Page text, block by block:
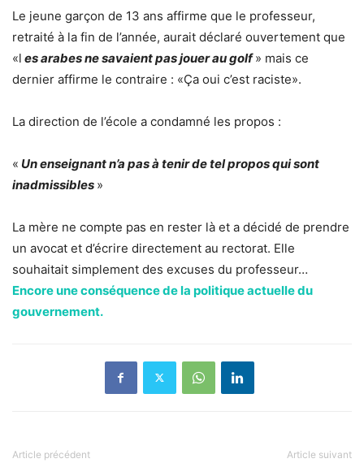
Le jeune garçon de 13 ans affirme que le professeur,
retraité à la fin de l’année, aurait déclaré ouvertement que
«l es arabes ne savaient pas jouer au golf » mais ce
dernier affirme le contraire : «Ça oui c’est raciste».
La direction de l’école a condamné les propos :
« Un enseignant n’a pas à tenir de tel propos qui sont
inadmissibles »
La mère ne compte pas en rester là et a décidé de prendre
un avocat et d’écrire directement au rectorat. Elle
souhaitait simplement des excuses du professeur…
Encore une conséquence de la politique actuelle du
gouvernement.
Article précédent Article suivant